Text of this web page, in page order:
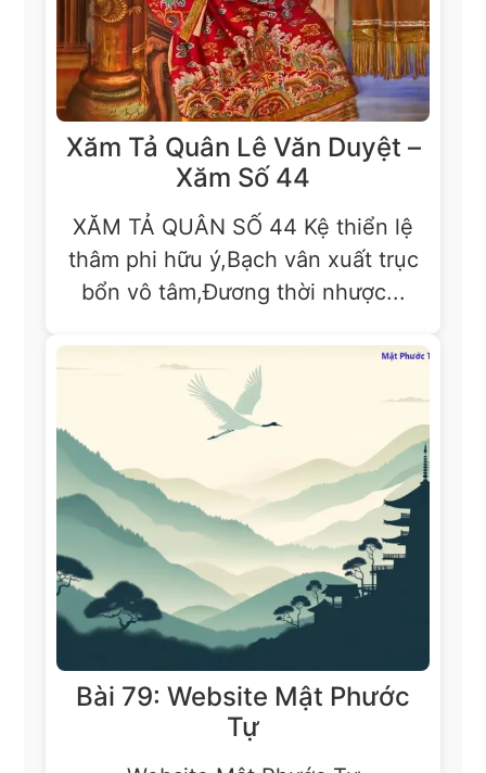
Xăm Tả Quân Lê Văn Duyệt –
Xăm Số 44
XĂM TẢ QUÂN SỐ 44 Kệ thiển lệ
thâm phi hữu ý,Bạch vân xuất trục
bổn vô tâm,Đương thời nhược...
Bài 79: Website Mật Phước
Tự